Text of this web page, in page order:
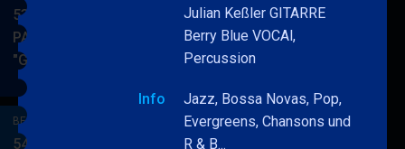
53. JAZZ Matinee in den
PARKSIDE STUDIOS
"Gypsy Jazz"
&
BERRY BLUE & BAND
54. JAZZ Matinee in den
Julian Keßler GITARRE
Berry Blue VOCAl,
Percussion
Info
Jazz, Bossa Novas, Pop,
Evergreens, Chansons und
R & B...